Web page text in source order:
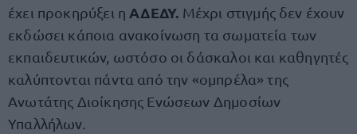
έχει προκηρύξει η ΑΔΕΔΥ. Μέχρι στιγμής δεν έχουν
εκδώσει κάποια ανακοίνωση τα σωματεία των
εκπαιδευτικών, ωστόσο οι δάσκαλοι και καθηγητές
καλύπτονται πάντα από την «ομπρέλα» της
Ανωτάτης Διοίκησης Ενώσεων Δημοσίων
Υπαλλήλων.